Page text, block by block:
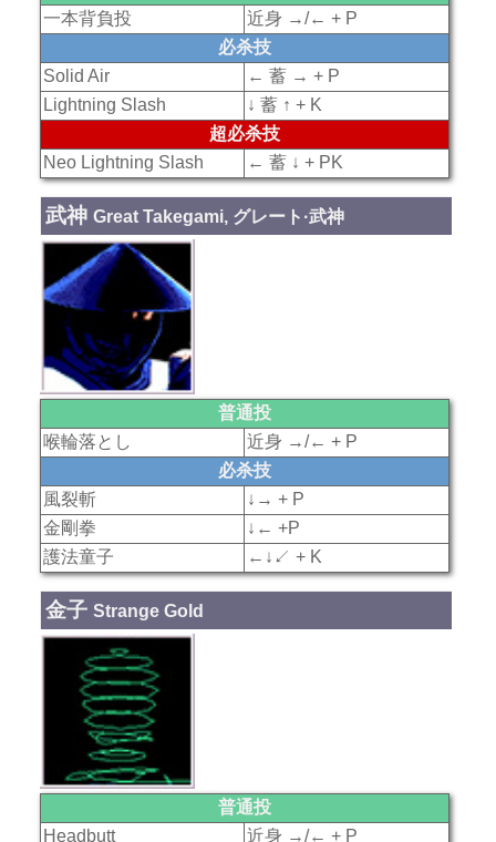
一本背負投
近身 →/← + P
必杀技
Solid Air
← 蓄 → + P
Lightning Slash
↓ 蓄 ↑ + K
超必杀技
Neo Lightning Slash
← 蓄 ↓ + PK
武神 Great Takegami, グレート·武神
普通投
喉輪落とし
近身 →/← + P
必杀技
風裂斬
↓→ + P
金剛拳
↓← +P
護法童子
←↓↙ + K
金子 Strange Gold
普通投
Headbutt
近身 →/← + P